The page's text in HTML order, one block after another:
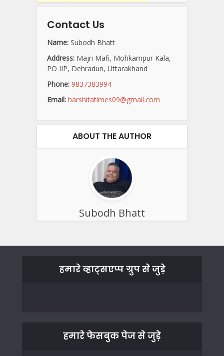
Contact Us
Name: Subodh Bhatt
Address: Majri Mafi, Mohkampur Kala,
PO IIP, Dehradun, Uttarakhand
Phone: 9837383994
Email: harshitatimes09@gmail.com
ABOUT THE AUTHOR
Subodh Bhatt
हमारे व्हाट्सएप्प ग्रुप से जुड़े
हमारे फेसबुक पेज से जुड़े